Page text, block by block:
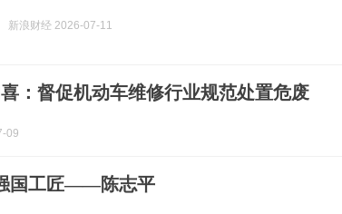
新浪财经 2026-07-11
：督促机动车维修行业规范处置危废
09
国工匠——陈志平